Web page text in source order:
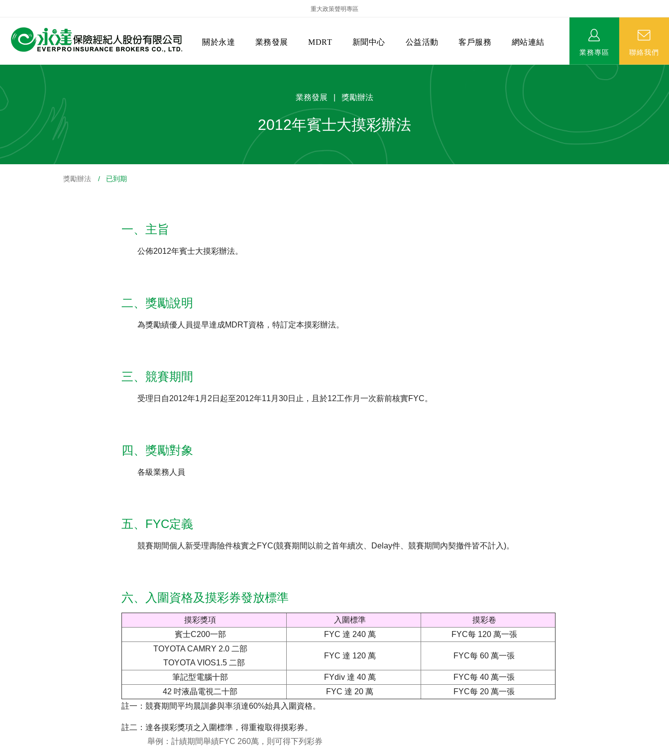
重大政策聲明專區
關於永達
公司沿革
業務發展
永達菁英盃
MDRT
MDRT歷史精神
新聞中心 公益活動 客戶服務
保險入門
網站連結
保險公司
業務專區 聯絡我們
業務發展 | 獎勵辦法
2012年賓士大摸彩辦法
獎勵辦法 / 已到期
一、主旨
公佈2012年賓士大摸彩辦法。
二、獎勵說明
為獎勵績優人員提早達成MDRT資格，特訂定本摸彩辦法。
三、競賽期間
受理日自2012年1月2日起至2012年11月30日止，且於12工作月一次薪前核實FYC。
四、獎勵對象
各級業務人員
五、FYC定義
競賽期間個人新受理壽險件核實之FYC(競賽期間以前之首年續次、Delay件、競賽期間內契撤件皆不計入)。
六、入圍資格及摸彩券發放標準
摸彩獎項 入圍標準
摸彩卷
賓士C200一部
FYC 達 240 萬
FYC每 120 萬一張
TOYOTA CAMRY 2.0 二部
TOYOTA VIOS1.5 二部
FYC 達 120 萬 FYC每 60 萬一張
筆記型電腦十部 FYdiv 達 40 萬
FYC每 40 萬一張
42 吋液晶電視二十部
FYC 達 20 萬
FYC每 20 萬一張
註一：競賽期間平均晨訓參與率須達60%始具入圍資格。
註二：達各摸彩獎項之入圍標準，得重複取得摸彩券。
舉例：計績期間舉績FYC 260萬，則可得下列彩券